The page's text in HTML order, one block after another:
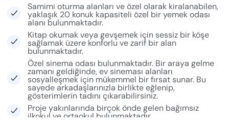
Samimi oturma alanları ve özel olarak kiralanabilen,
yaklaşık 20 konuk kapasiteli özel bir yemek odası
alanı bulunmaktadır.
Kitap okumak veya gevşemek için sessiz bir köşe
sağlamak üzere konforlu ve zarif bir alan
bulunmaktadır.
Özel sinema odası bulunmaktadır. Bir araya gelme
zamanı geldiğinde, ev sineması alanları
sosyalleşmek için mükemmel bir fırsat sunar. Bu
sayede arkadaşlarınızla birlikte eğlenip,
gösterimlerin tadını çıkarabilirsiniz.
Proje yakınlarında birçok önde gelen bağımsız
ilkokul ve ortaokul bulunmaktadır.